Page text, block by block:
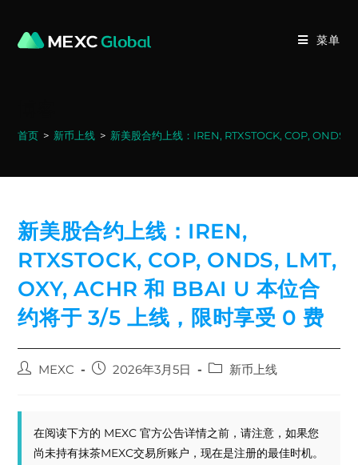
content
菜单
首页 > 新币上线 > 新美股合约上线：IREN, RTXSTOCK, COP, ONDS,
新美股合约上线：IREN,
RTXSTOCK, COP, ONDS, LMT,
OXY, ACHR 和 BBAI U 本位合
约将于 3/5 上线，限时享受 0 费
PostMEXC
Post2026年3月5日
Post新币上线
在阅读下方的 MEXC 官方公告详情之前，请注意，如果您
尚未持有抹茶MEXC交易所账户，现在是注册的最佳时机。